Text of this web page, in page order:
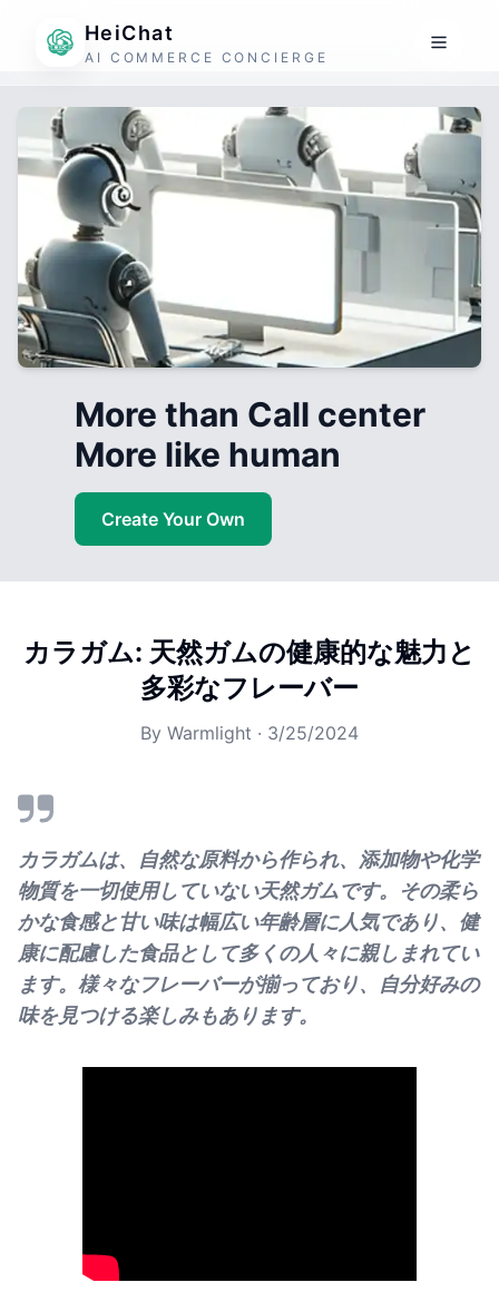
HeiChat
AI COMMERCE CONCIERGE
More than Call center
More like human
Create Your Own
カラガム: 天然ガムの健康的な魅力と
多彩なフレーバー
By Warmlight · 3/25/2024
カラガムは、自然な原料から作られ、添加物や化学
物質を一切使用していない天然ガムです。その柔ら
かな食感と甘い味は幅広い年齢層に人気であり、健
康に配慮した食品として多くの人々に親しまれてい
ます。様々なフレーバーが揃っており、自分好みの
味を見つける楽しみもあります。